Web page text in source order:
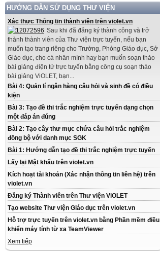
HƯỚNG DẪN SỬ DỤNG THƯ VIỆN
Xác thực Thông tin thành viên trên violet.vn
Sau khi đã đăng ký thành công và trở
thành thành viên của Thư viện trực tuyến, nếu bạn
muốn tạo trang riêng cho Trường, Phòng Giáo dục, Sở
Giáo dục, cho cá nhân mình hay bạn muốn soạn thảo
bài giảng điện tử trực tuyến bằng công cụ soạn thảo
bài giảng ViOLET, bạn...
Bài 4: Quản lí ngân hàng câu hỏi và sinh đề có điều
kiện
Bài 3: Tạo đề thi trắc nghiệm trực tuyến dạng chọn
một đáp án đúng
Bài 2: Tạo cây thư mục chứa câu hỏi trắc nghiệm
đồng bộ với danh mục SGK
Bài 1: Hướng dẫn tạo đề thi trắc nghiệm trực tuyến
Lấy lại Mật khẩu trên violet.vn
Kích hoạt tài khoản (Xác nhận thông tin liên hệ) trên
violet.vn
Đăng ký Thành viên trên Thư viện ViOLET
Tạo website Thư viện Giáo dục trên violet.vn
Hỗ trợ trực tuyến trên violet.vn bằng Phần mềm điều
khiển máy tính từ xa TeamViewer
Xem tiếp